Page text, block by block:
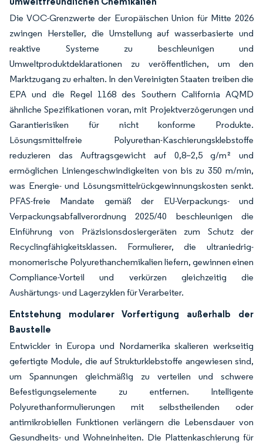
Die VOC-Grenzwerte der Europäischen Union für Mitte 2026
zwingen Hersteller, die Umstellung auf wasserbasierte und
reaktive Systeme zu beschleunigen und
Umweltproduktdeklarationen zu veröffentlichen, um den
Marktzugang zu erhalten. In den Vereinigten Staaten treiben die
EPA und die Regel 1168 des Southern California AQMD
ähnliche Spezifikationen voran, mit Projektverzögerungen und
Garantierisiken für nicht konforme Produkte.
Lösungsmittelfreie Polyurethan-Kaschierungsklebstoffe
reduzieren das Auftragsgewicht auf 0,8–2,5 g/m² und
ermöglichen Liniengeschwindigkeiten von bis zu 350 m/min,
was Energie- und Lösungsmittelrückgewinnungskosten senkt.
PFAS-freie Mandate gemäß der EU-Verpackungs- und
Verpackungsabfallverordnung 2025/40 beschleunigen die
Einführung von Präzisionsdosiergeräten zum Schutz der
Recyclingfähigkeitsklassen. Formulierer, die ultraniedrig-
monomerische Polyurethanchemikalien liefern, gewinnen einen
Compliance-Vorteil und verkürzen gleichzeitig die
Aushärtungs- und Lagerzyklen für Verarbeiter.
Entstehung modularer Vorfertigung außerhalb der
Baustelle
Entwickler in Europa und Nordamerika skalieren werkseitig
gefertigte Module, die auf Strukturklebstoffe angewiesen sind,
um Spannungen gleichmäßig zu verteilen und schwere
Befestigungselemente zu entfernen. Intelligente
Polyurethanformulierungen mit selbstheilenden oder
antimikrobiellen Funktionen verlängern die Lebensdauer von
Gesundheits- und Wohneinheiten. Die Plattenkaschierung für